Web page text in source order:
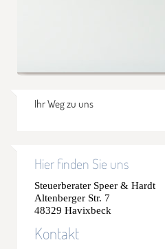
Ihr Weg zu uns
Hier finden Sie uns
Steuerberater Speer & Hardt
Altenberger Str. 7
48329 Havixbeck
Kontakt